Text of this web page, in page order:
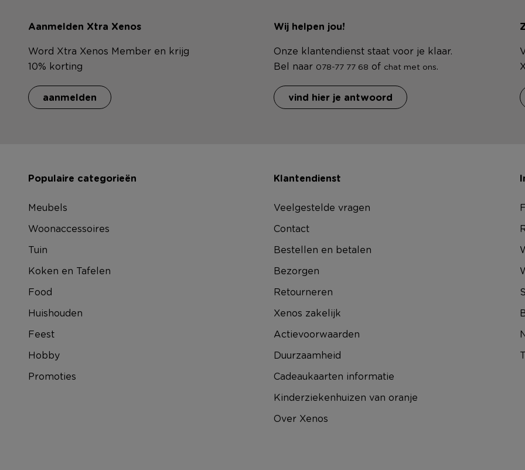
Aanmelden Xtra Xenos
Word Xtra Xenos Member en krijg
10% korting
aanmelden
Wij helpen jou!
Onze klantendienst staat voor je klaar.
Bel naar 078-77 77 68 of chat met ons.
vind hier je antwoord
Populaire categorieën
Meubels
Woonaccessoires
Tuin
Koken en Tafelen
Food
Huishouden
Feest
Hobby
Promoties
Klantendienst
Veelgestelde vragen
Contact
Bestellen en betalen
Bezorgen
Retourneren
Xenos zakelijk
Actievoorwaarden
Duurzaamheid
Cadeaukaarten informatie
Kinderziekenhuizen van oranje
Over Xenos